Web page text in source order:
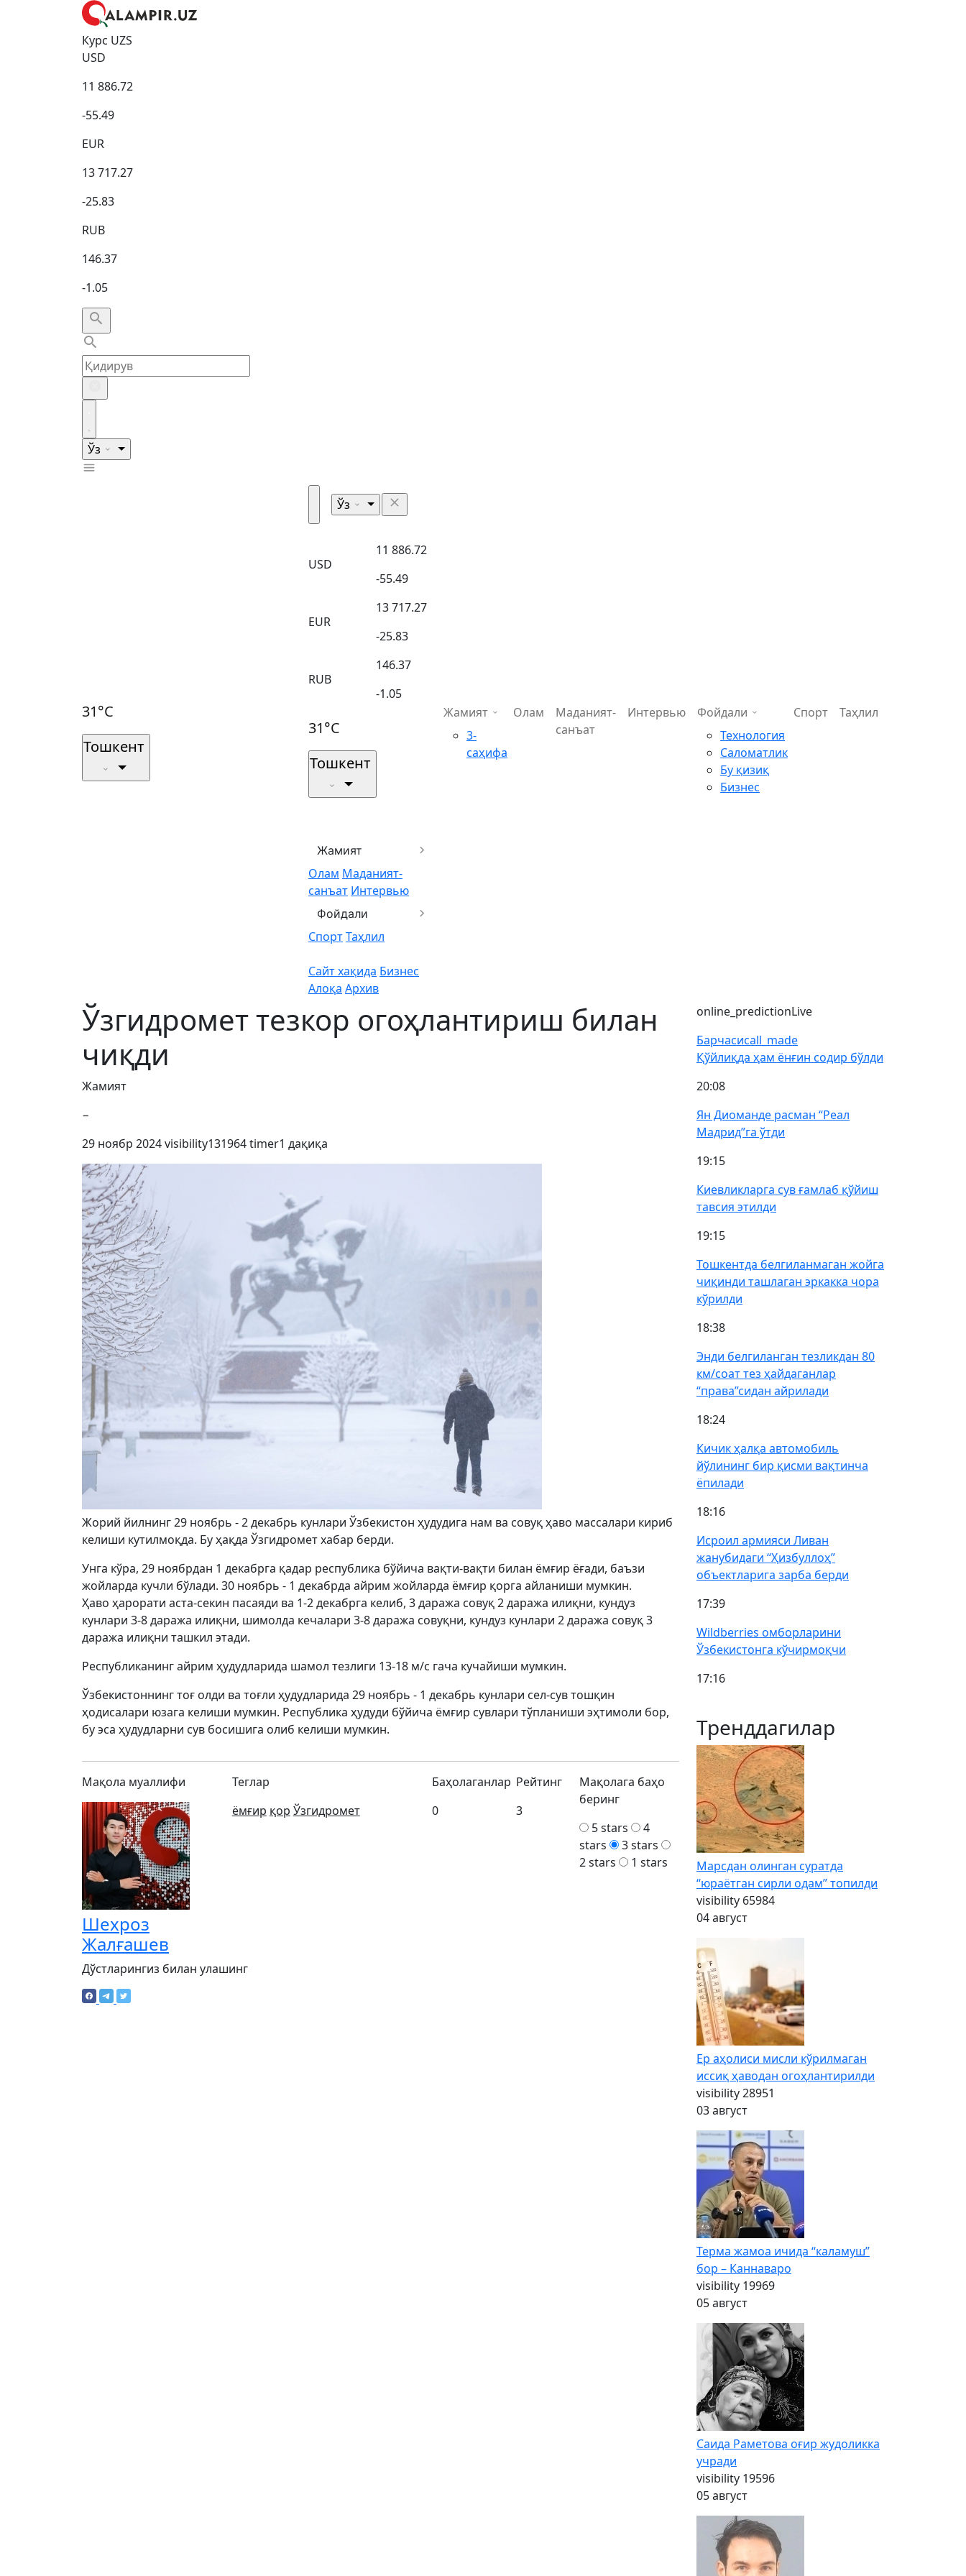
Курс UZS
USD
11 886.72
-55.49
EUR
13 717.27
-25.83
RUB
146.37
-1.05
Ўз
31°C
Тошкент
Ўз
USD
11 886.72
-55.49
EUR
13 717.27
-25.83
RUB
146.37
-1.05
31°C
Тошкент
Жамият
Олам Маданият-
санъат Интервью
Фойдали
СпортТаҳлил
Сайт хақида Бизнес
Алоқа Архив
Жамият
3-
саҳифа
Олам
Маданият-
санъат
Интервью
Фойдали
Технология
Саломатлик
Бу қизиқ
Бизнес
Спорт Таҳлил
Ўзгидромет тезкор огоҳлантириш билан
чиқди
Жамият
−
29 ноябр 2024visibility131964timer1 дақиқа
Жорий йилнинг 29 ноябрь - 2 декабрь кунлари Ўзбекистон ҳудудига нам ва совуқ ҳаво массалари кириб
келиши кутилмоқда. Бу ҳақда Ўзгидромет хабар берди.
Унга кўра, 29 ноябрдан 1 декабрга қадар республика бўйича вақти-вақти билан ёмғир ёғади, баъзи
жойларда кучли бўлади. 30 ноябрь - 1 декабрда айрим жойларда ёмғир қорга айланиши мумкин.
Ҳаво ҳарорати аста-секин пасаяди ва 1-2 декабрга келиб, 3 даража совуқ 2 даража илиқни, кундуз
кунлари 3-8 даража илиқни, шимолда кечалари 3-8 даража совуқни, кундуз кунлари 2 даража совуқ 3
даража илиқни ташкил этади.
Республиканинг айрим ҳудудларида шамол тезлиги 13-18 м/с гача кучайиши мумкин.
Ўзбекистоннинг тоғ олди ва тоғли ҳудудларида 29 ноябрь - 1 декабрь кунлари сел-сув тошқин
ҳодисалари юзага келиши мумкин. Республика ҳудуди бўйича ёмғир сувлари тўпланиши эҳтимоли бор,
бу эса ҳудудларни сув босишига олиб келиши мумкин.
Мақола муаллифи
Шехроз
Жалғашев
Теглар
ёмғир қор Ўзгидромет
Баҳолаганлар
0
Рейтинг
3
Мақолага баҳо
беринг
5 stars
4
stars
3 stars
2 stars
1 stars
Дўстларингиз билан улашинг
online_predictionLive
Барчасиcall_made
Қўйлиқда ҳам ёнғин содир бўлди
20:08
Ян Диоманде расман “Реал
Мадрид”га ўтди
19:15
Киевликларга сув ғамлаб қўйиш
тавсия этилди
19:15
Тошкентда белгиланмаган жойга
чиқинди ташлаган эркакка чора
кўрилди
18:38
Энди белгиланган тезликдан 80
км/соат тез ҳайдаганлар
“права”сидан айрилади
18:24
Кичик ҳалқа автомобиль
йўлининг бир қисми вақтинча
ёпилади
18:16
Исроил армияси Ливан
жанубидаги “Ҳизбуллоҳ”
объектларига зарба берди
17:39
Wildberries омборларини
Ўзбекистонга кўчирмоқчи
17:16
Тренддагилар
Марсдан олинган суратда
“юраётган сирли одам” топилди
visibility 65984
04 август
Ер аҳолиси мисли кўрилмаган
иссиқ ҳаводан огоҳлантирилди
visibility28951
03 август
Терма жамоа ичида “каламуш”
бор – Каннаваро
visibility 19969
05 август
Саида Раметова оғир жудоликка
учради
visibility 19596
05 август